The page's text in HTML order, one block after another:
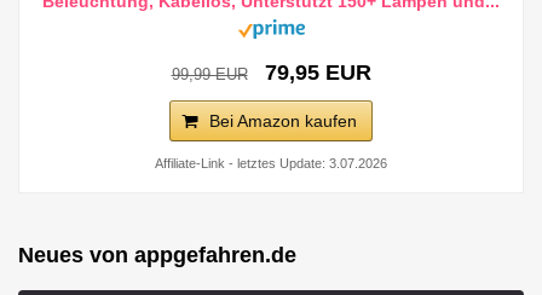
99,99 EUR 79,95 EUR
Bei Amazon kaufen
Affiliate-Link - letztes Update: 3.07.2026
Neues von appgefahren.de